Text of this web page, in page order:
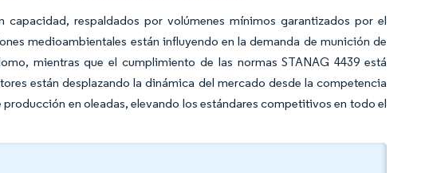
respaldados por volúmenes mínimos garantizados por el
medioambientales están influyendo en la demanda de munición de
mientras que el cumplimiento de las normas STANAG 4439 está
están desplazando la dinámica del mercado desde la competencia
en oleadas, elevando los estándares competitivos en todo el